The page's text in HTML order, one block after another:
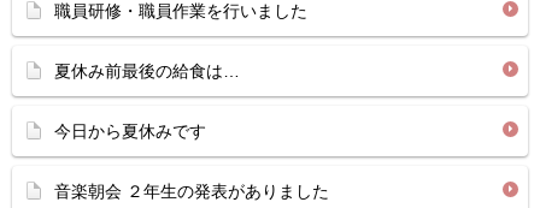
職員研修・職員作業を行いました
夏休み前最後の給食は…
今日から夏休みです
音楽朝会 ２年生の発表がありました